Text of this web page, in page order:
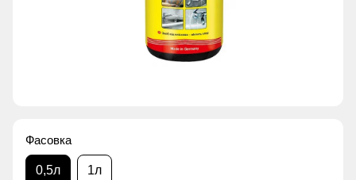
Фасовка
0,5л 1л